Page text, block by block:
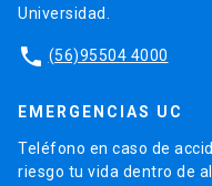
Universidad.
phone (56)95504 4000
EMERGENCIAS UC
Teléfono en caso de
riesgo tu vida dentro de